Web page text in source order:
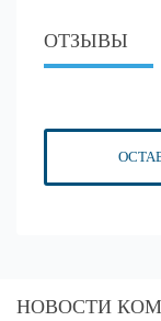
ОТЗЫВЫ
НОВОСТИ